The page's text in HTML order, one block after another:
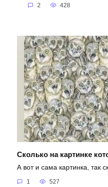
2 428
Сколько на картинке
А вот и сама картинка, так
1 527